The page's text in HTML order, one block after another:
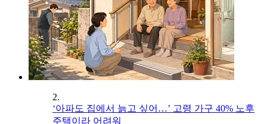
2.
‘아파도 집에서 늙고 싶어…’ 고령 가구 40% 노후
주택이라 어려워